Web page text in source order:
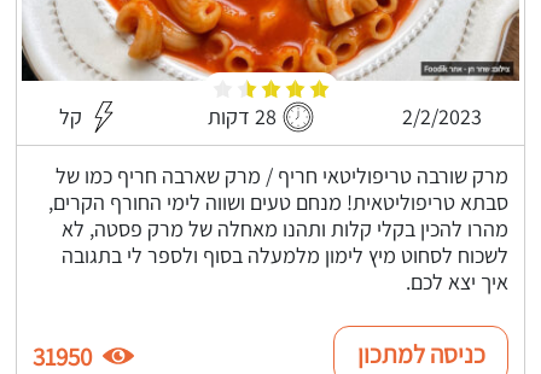
2/2/2023 28 דקות קל
מרק שורבה טריפוליטאי חריף / מרק שארבה חריף כמו של
סבתא טריפוליטאית! מנחם טעים ושווה לימי החורף הקרים,
מהרו להכין בקלי קלות ותהנו מאחלה של מרק פסטה, לא
לשכוח לסחוט מיץ לימון מלמעלה בסוף ולספר לי בתגובה
איך יצא לכם.
כניסה למתכון 31950